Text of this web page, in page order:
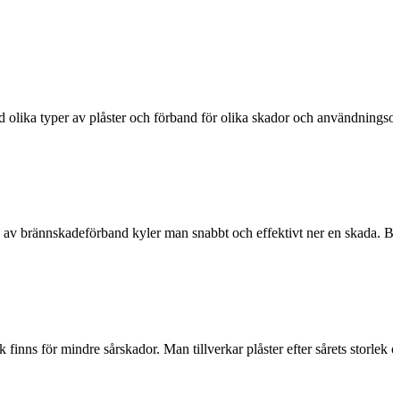
typer av plåster och förband för olika skador och
brännskadeförband kyler man snabbt och effektivt ner en skada.
för mindre sårskador. Man tillverkar plåster efter sårets